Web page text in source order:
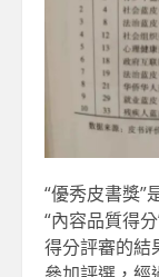
“優秀皮書獎”
“內容品質得
得分評審的結